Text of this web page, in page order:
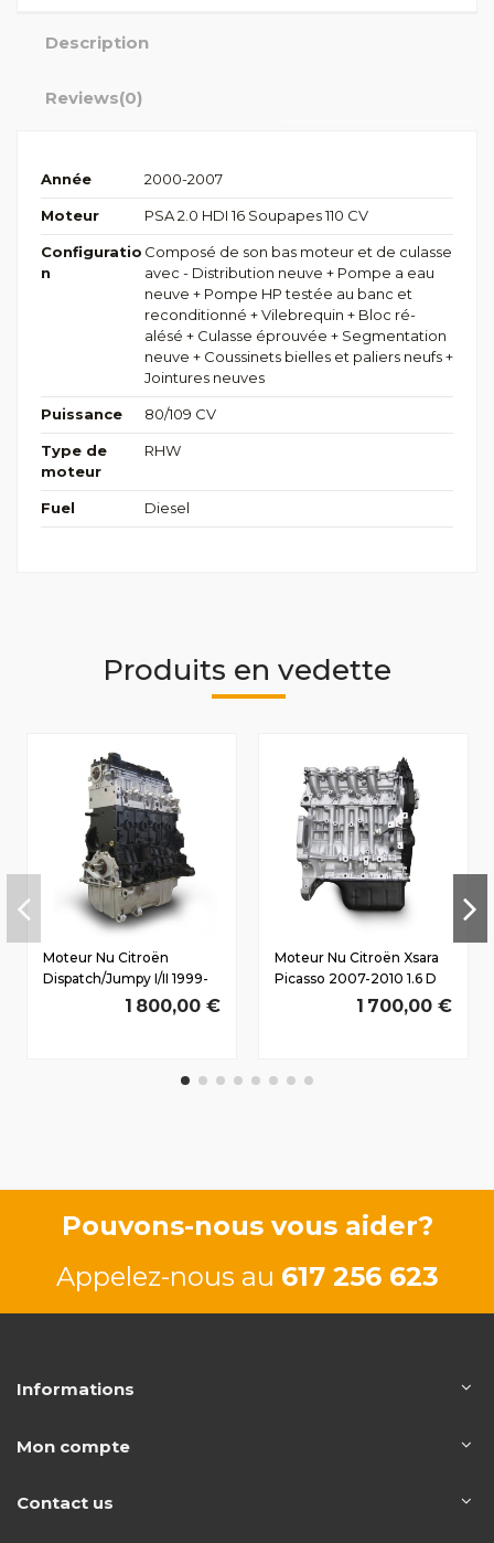
Description
Reviews(0)
Année 2000-2007
Moteur PSA 2.0 HDI 16 Soupapes 110 CV
Configuratio
n
Composé de son bas moteur et de culasse
avec - Distribution neuve + Pompe a eau
neuve + Pompe HP testée au banc et
reconditionné + Vilebrequin + Bloc ré-
alésé + Culasse éprouvée + Segmentation
neuve + Coussinets bielles et paliers neufs +
Jointures neuves
Puissance 80/109 CV
Type de
moteur
RHW
Fuel Diesel
Produits en vedette
Moteur Nu Citroën
Dispatch/Jumpy I/II 1999-
2007 2.0 D HDi
RHX(DW10BTED/L3)
1 800,00 €
Moteur Nu Citroën Xsara
Picasso 2007-2010 1.6 D
HDi 9HX(DV6ATED4)
1 700,00 €
Pouvons-nous vous aider?
Appelez-nous au 617 256 623
Informations
Mon compte
Contact us